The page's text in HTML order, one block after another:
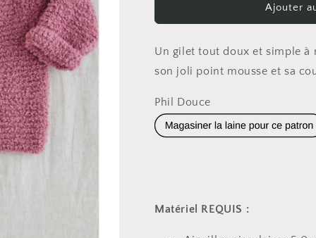
Patron
Nathalie
Patron
Nathalie
Ajouter
Un gilet tout doux et simple
son joli point mousse et sa
Phil Douce
Matériel REQUIS :